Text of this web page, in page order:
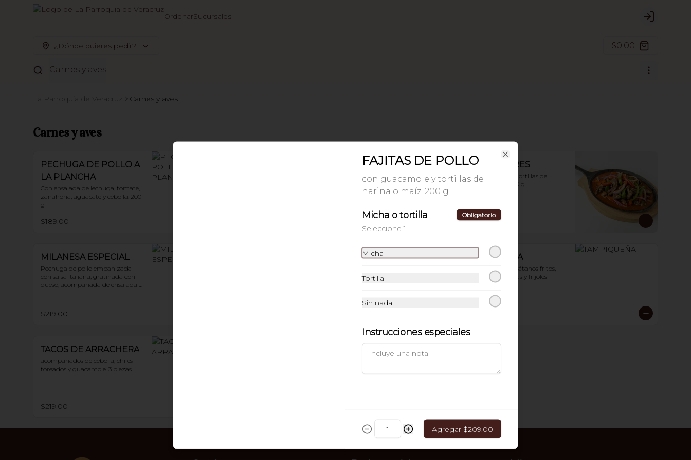
OrdenarSucursales Login
¿Dónde quieres pedir? $0.00
Carnes y aves
La Parroquia de Veracruz Carnes y aves
Carnes y aves
PECHUGA DE POLLO A
LA PLANCHA
Con ensalada de lechuga, tomate,
zanahoria, aguacate y cebolla. 200
g
$189.00
FAJITAS DE RES
con guacamole y tortillas de
harina o maíz. 200 g
$234.00
MILANESA ESPECIAL
Pechuga de pollo empanizada
con salsa italiana, gratinada con
queso, acompañada de ensalada y
$219.00
TAMPIQUEÑA
con guacamole, plátanos fritos,
dobladas rancheras y frijoles
refritos. 250 g
TACOS DE ARRACHERA
acompañados de cebolla, chiles
toreados y guacamole. 3 piezas
$219.00
FAJITAS DE POLLO
con guacamole y tortillas de
harina o maíz. 200 g
Micha o tortilla Obligatorio
Seleccione 1
Micha
Tortilla
Sin nada
Instrucciones especiales
Agregar $209.00
Close